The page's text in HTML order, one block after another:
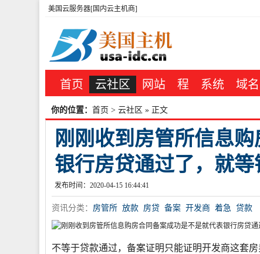
美国云服务器[国内云主机商]
首页 云社区 网站 程 系统 域名
你的位置： 首页 > 云社区 » 正文
刚刚收到房管所信息
银行房贷通过了，就等
发布时间：2020-04-15 16:44:41
资讯分类： 房管所 放款 房贷 备案 开发商 着急 贷款
不等于贷款通过，备案证明只能证明开发商这套